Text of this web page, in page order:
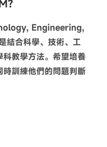
Engineering,
合科學、技術、工
教學方法。希望培養
訓練他們的問題判斷